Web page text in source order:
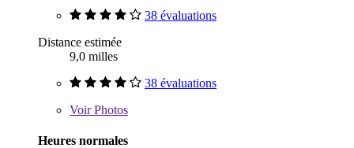
38 évaluations
Distance estimée
9,0 milles
38 évaluations
VoirPhotos
Heures normales